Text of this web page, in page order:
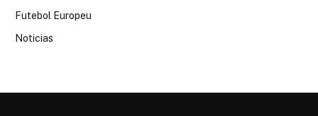
Futebol Europeu
Noticias